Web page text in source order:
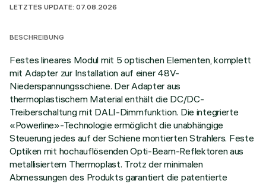
LETZTES UPDATE: 07.08.2026
BESCHREIBUNG
Festes lineares Modul mit 5 optischen Elementen, komplett
mit Adapter zur Installation auf einer 48V-
Niederspannungsschiene. Der Adapter aus
thermoplastischem Material enthält die DC/DC-
Treiberschaltung mit DALI-Dimmfunktion. Die integrierte
«Powerline»-Technologie ermöglicht die unabhängige
Steuerung jedes auf der Schiene montierten Strahlers. Feste
Optiken mit hochauflösenden Opti-Beam-Reflektoren aus
metallisiertem Thermoplast. Trotz der minimalen
Abmessungen des Produkts garantiert die patentierte